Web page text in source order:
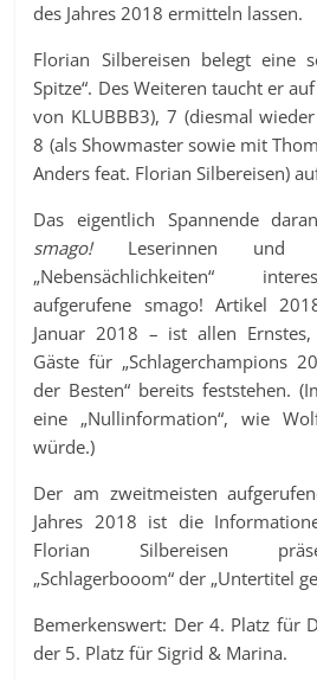
des Jahres 2018 ermitteln lassen.
Florian Silbereisen belegt eine
Spitze“. Des Weiteren taucht er
von KLUBBB3), 7 (diesmal
8 (als Showmaster sowie mit
Anders feat. Florian Silbereisen)
Das eigentlich Spannende
smago!Leserinnen und
„Nebensächlichkeiten“
aufgerufene smago! Artikel
Januar 2018 – ist allen
Gäste für „Schlagerchampions
der Besten“ bereits feststehen.
eine „Nullinformation“, wie
würde.)
Der am zweitmeisten
Jahres 2018 ist die
Florian Silbereisen
„Schlagerbooom“ der „Untertitel
Bemerkenswert: Der 4. Platz für
der 5. Platz für Sigrid & Marina.